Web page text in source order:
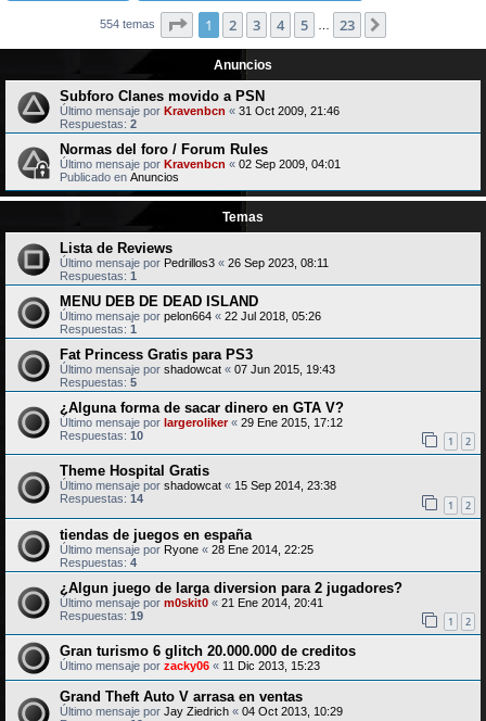
554 temas Página de 23
1 2 3 4 5 23
Anuncios
Subforo Clanes movido a PSN
Último mensaje por Kravenbcn « 31 Oct 2009, 21:46
Respuestas: 2
Normas del foro / Forum Rules
Último mensaje por Kravenbcn « 02 Sep 2009, 04:01
Publicado en Anuncios
Temas
Lista de Reviews
Último mensaje por Pedrillos3 « 26 Sep 2023, 08:11
Respuestas: 1
MENU DEB DE DEAD ISLAND
Último mensaje por pelon664 « 22 Jul 2018, 05:26
Respuestas: 1
Fat Princess Gratis para PS3
Último mensaje por shadowcat « 07 Jun 2015, 19:43
Respuestas: 5
¿Alguna forma de sacar dinero en GTA V?
Último mensaje por largeroliker« 29 Ene 2015, 17:12
Respuestas: 10 1 2
Theme Hospital Gratis
Último mensaje por shadowcat « 15 Sep 2014, 23:38
Respuestas: 14 1 2
tiendas de juegos en españa
Último mensaje por Ryone « 28 Ene 2014, 22:25
Respuestas: 4
¿Algun juego de larga diversion para 2 jugadores?
Último mensaje por m0skit0 « 21 Ene 2014, 20:41
Respuestas: 19 1 2
Gran turismo 6 glitch 20.000.000 de creditos
Último mensaje por zacky06 « 11 Dic 2013, 15:23
Grand Theft Auto V arrasa en ventas
Último mensaje por Jay Ziedrich « 04 Oct 2013, 10:29